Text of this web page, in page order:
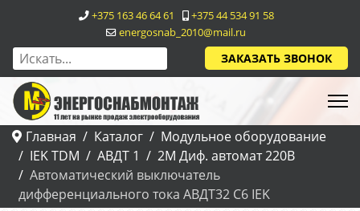
+375 163 46 64 61
+375 44 534 91 58
energosnab_2010@mail.ru
ЗАКАЗАТЬ ЗВОНОК
Главная Каталог
Модульное оборудование
IEK TDM
АВДТ 1
2М Диф. автомат 220В
Автоматический выключатель
дифференциального тока АВДТ32 C6 IEK